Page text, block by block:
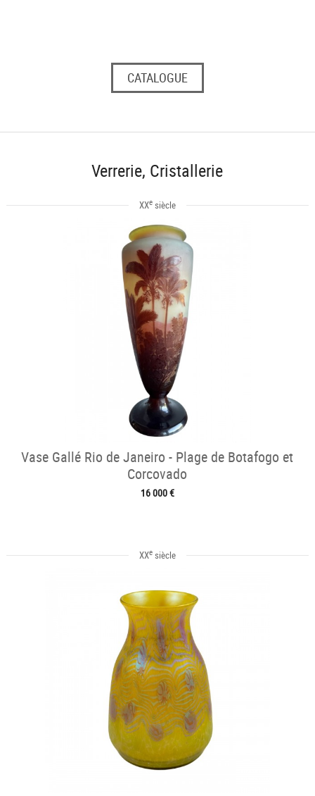
CATALOGUE
Verrerie, Cristallerie
XXesiècle
Vase Gallé Rio de Janeiro - Plage de Botafogo et
Corcovado
16 000 €
XXesiècle